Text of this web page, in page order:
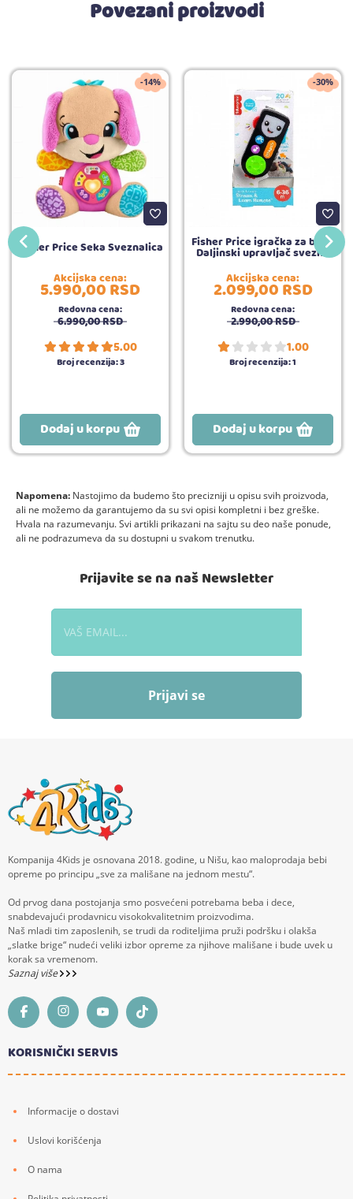
Povezani proizvodi
-14%
Fisher Price Seka Sveznalica
Akcijska cena:
5.990,00RSD
Redovna cena:
6.990,00RSD
5.00
Broj recenzija:3
Dodaj u korpu
-30%
Fisher Price igračka za bebe
Daljinski upravljač svezna
Akcijska cena:
2.099,00RSD
Redovna cena:
2.990,00RSD
1.00
Broj recenzija:1
Dodaj u korpu
Napomena: Nastojimo da budemo što precizniji u opisu svih proizvoda,
ali ne možemo da garantujemo da su svi opisi kompletni i bez greške.
Hvala na razumevanju. Svi artikli prikazani na sajtu su deo naše ponude,
ali ne podrazumeva da su dostupni u svakom trenutku.
Prijavite se na naš Newsletter
Prijavi se
Kompanija 4Kids je osnovana 2018. godine, u Nišu, kao maloprodaja bebi
opreme po principu „sve za mališane na jednom mestu“.
Od prvog dana postojanja smo posvećeni potrebama beba i dece,
snabdevajući prodavnicu visokokvalitetnim proizvodima.
Naš mladi tim zaposlenih, se trudi da roditeljima pruži podršku i olakša
„slatke brige“ nudeći veliki izbor opreme za njihove mališane i bude uvek u
korak sa vremenom.
Saznaj više
KORISNIČKI SERVIS
Informacije o dostavi
Uslovi korišćenja
O nama